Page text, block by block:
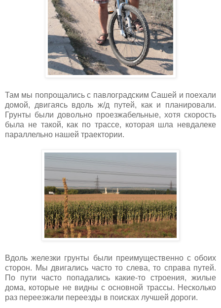
Там мы попрощались с павлоградским Сашей и поехали
домой, двигаясь вдоль ж/д путей, как и планировали.
Грунты были довольно проезжабельные, хотя скорость
была не такой, как по трассе, которая шла невдалеке
параллельно нашей траектории.
Вдоль железки грунты были преимущественно с обоих
сторон. Мы двигались часто то слева, то справа путей.
По пути часто попадались какие-то строения, жилые
дома, которые не видны с основной трассы. Несколько
раз переезжали переезды в поисках лучшей дороги.